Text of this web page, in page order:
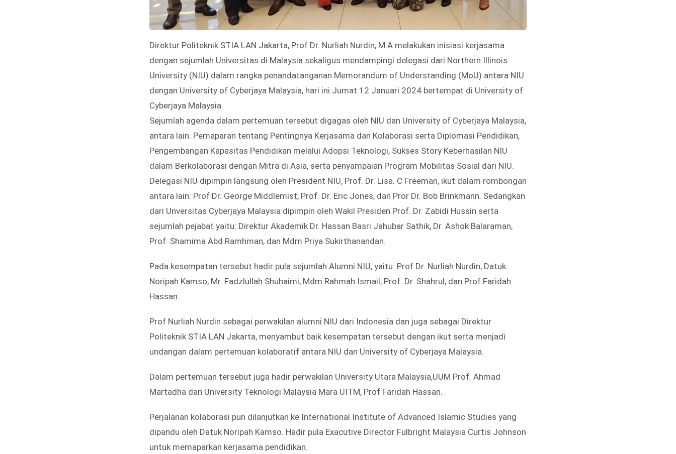
Direktur Politeknik STIA LAN Jakarta, Prof Dr. Nurliah Nurdin, M.A melakukan inisiasi kerjasama
dengan sejumlah Universitas di Malaysia sekaligus mendampingi delegasi dari Northern Illinois
University (NIU) dalam rangka penandatanganan Memorandum of Understanding (MoU) antara NIU
dengan University of Cyberjaya Malaysia, hari ini Jumat 12 Januari 2024 bertempat di University of
Cyberjaya Malaysia.
Sejumlah agenda dalam pertemuan tersebut digagas oleh NIU dan University of Cyberjaya Malaysia,
antara lain: Pemaparan tentang Pentingnya Kerjasama dan Kolaborasi serta Diplomasi Pendidikan,
Pengembangan Kapasitas Pendidikan melalui Adopsi Teknologi, Sukses Story Keberhasilan NIU
dalam Berkolaborasi dengan Mitra di Asia, serta penyampaian Program Mobilitas Sosial dari NIU.
Delegasi NIU dipimpin langsung oleh President NIU, Prof. Dr. Lisa. C Freeman, ikut dalam rombongan
antara lain: Prof Dr. George Middlemist, Prof. Dr. Eric Jones, dan Pror Dr. Bob Brinkmann. Sedangkan
dari Unversitas Cyberjaya Malaysia dipimpin oleh Wakil Presiden Prof. Dr. Zabidi Hussin serta
sejumlah pejabat yaitu: Direktur Akademik Dr. Hassan Basri Jahubar Sathik, Dr. Ashok Balaraman,
Prof. Shamima Abd Ramhman, dan Mdm Priya Sukirthanandan.
Pada kesempatan tersebut hadir pula sejumlah Alumni NIU, yaitu: Prof.Dr. Nurliah Nurdin, Datuk
Noripah Kamso, Mr. Fadzlullah Shuhaimi, Mdm Rahmah Ismail, Prof. Dr. Shahrul, dan Prof Faridah
Hassan.
Prof Nurliah Nurdin sebagai perwakilan alumni NIU dari Indonesia dan juga sebagai Direktur
Politeknik STIA LAN Jakarta, menyambut baik kesempatan tersebut dengan ikut serta menjadi
undangan dalam pertemuan kolaboratif antara NIU dan University of Cyberjaya Malaysia.
Dalam pertemuan tersebut juga hadir perwakilan University Utara Malaysia,UUM Prof. Ahmad
Martadha dan University Teknologi Malaysia Mara UITM, Prof Faridah Hassan.
Perjalanan kolaborasi pun dilanjutkan ke International Institute of Advanced Islamic Studies yang
dipandu oleh Datuk Noripah Kamso. Hadir pula Exacutive Director Fulbright Malaysia Curtis Johnson
untuk memaparkan kerjasama pendidikan.